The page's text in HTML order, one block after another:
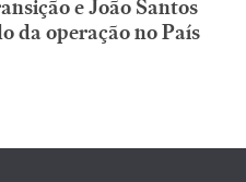
e João Santos
da operação no País